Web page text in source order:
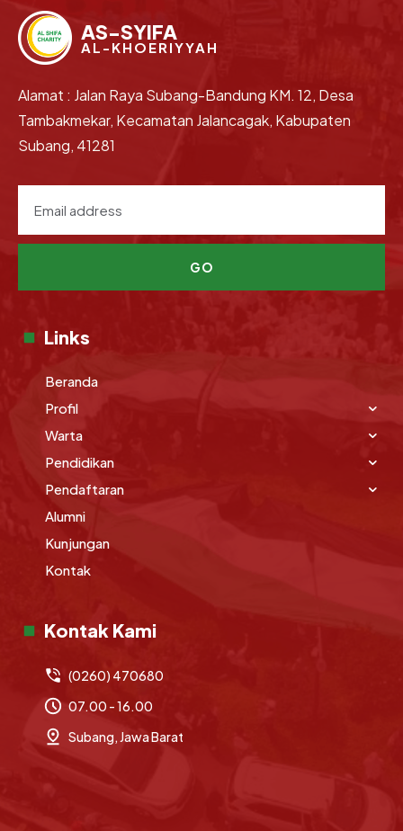
AS-SYIFA
AL-KHOERIYYAH
Alamat : Jalan Raya Subang-Bandung KM. 12, Desa
Tambakmekar, Kecamatan Jalancagak, Kabupaten
Subang, 41281
GO
Links
Beranda
Profil
Warta
Pendidikan
Pendaftaran
Alumni
Kunjungan
Kontak
Kontak Kami
(0260) 470680
07.00 - 16.00
Subang, Jawa Barat